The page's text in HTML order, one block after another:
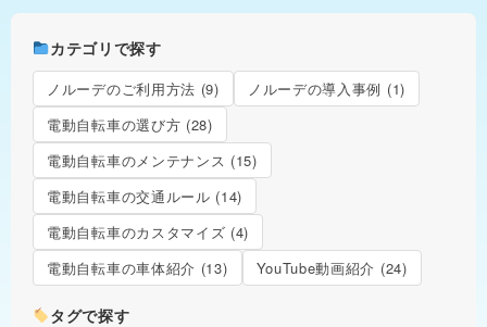
カテゴリで探す
ノルーデのご利用方法 (9)
ノルーデの導入事例 (1)
電動自転車の選び方 (28)
電動自転車のメンテナンス (15)
電動自転車の交通ルール (14)
電動自転車のカスタマイズ (4)
電動自転車の車体紹介 (13)
YouTube動画紹介 (24)
タグで探す